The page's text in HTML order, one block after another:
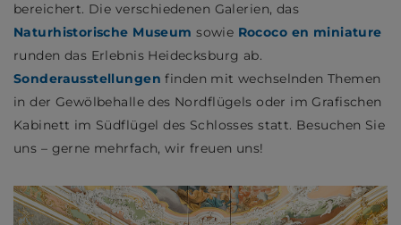
bereichert. Die verschiedenen Galerien, das
Naturhistorische Museum sowie Rococo en miniature
runden das Erlebnis Heidecksburg ab.
Sonderausstellungen finden mit wechselnden Themen
in der Gewölbehalle des Nordflügels oder im Grafischen
Kabinett im Südflügel des Schlosses statt. Besuchen Sie
uns – gerne mehrfach, wir freuen uns!